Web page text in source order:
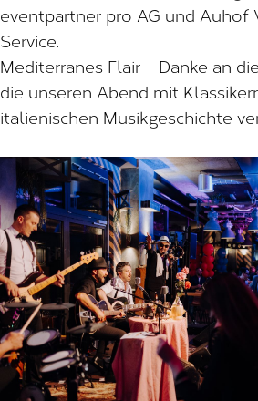
eventpartner pro AG und Auhof
Service.
Mediterranes Flair – Danke an
die unseren Abend mit
italienischen Musikgeschichte